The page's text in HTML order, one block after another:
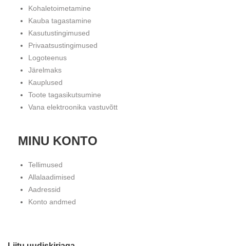
Kohaletoimetamine
Kauba tagastamine
Kasutustingimused
Privaatsustingimused
Logoteenus
Järelmaks
Kauplused
Toote tagasikutsumine
Vana elektroonika vastuvõtt
MINU KONTO
Tellimused
Allalaadimised
Aadressid
Konto andmed